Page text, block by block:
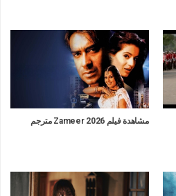
مشاهدة فيلم Zameer 2026 مترجم